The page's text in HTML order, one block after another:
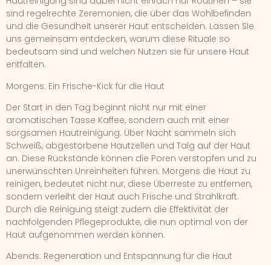
sind regelrechte Zeremonien, die über das Wohlbefinden
und die Gesundheit unserer Haut entscheiden. Lassen Sie
uns gemeinsam entdecken, warum diese Rituale so
bedeutsam sind und welchen Nutzen sie für unsere Haut
entfalten.
Morgens: Ein Frische-Kick für die Haut
Der Start in den Tag beginnt nicht nur mit einer
aromatischen Tasse Kaffee, sondern auch mit einer
sorgsamen Hautreinigung. Über Nacht sammeln sich
Schweiß, abgestorbene Hautzellen und Talg auf der Haut
an. Diese Rückstände können die Poren verstopfen und zu
unerwünschten Unreinheiten führen. Morgens die Haut zu
reinigen, bedeutet nicht nur, diese Überreste zu entfernen,
sondern verleiht der Haut auch Frische und Strahlkraft.
Durch die Reinigung steigt zudem die Effektivität der
nachfolgenden Pflegeprodukte, die nun optimal von der
Haut aufgenommen werden können.
Abends: Regeneration und Entspannung für die Haut